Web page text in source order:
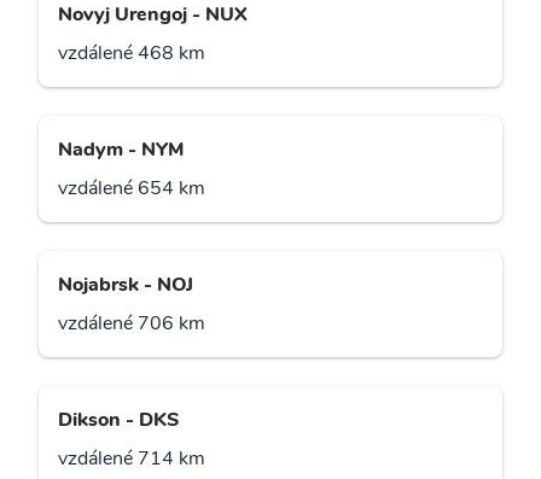
Novyj Urengoj - NUX
vzdálené 468 km
Nadym - NYM
vzdálené 654 km
Nojabrsk - NOJ
vzdálené 706 km
Dikson - DKS
vzdálené 714 km